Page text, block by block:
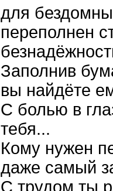
для
переполнен
Заполнив
вы найдёте
С болью в
тебя...
Кому нужен
даже самый
С трудом ты